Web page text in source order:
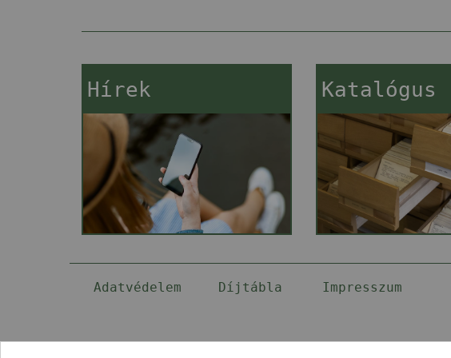
Hírek Katalógus
Adatvédelem Díjtábla Impresszum